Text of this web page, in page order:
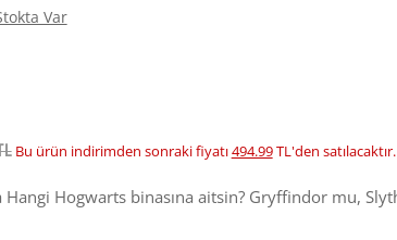
Var
Bu ürün indirimden sonraki fiyatı494.99TL'den satılacaktır.
Hogwarts binasına aitsin? Gryffindor mu,